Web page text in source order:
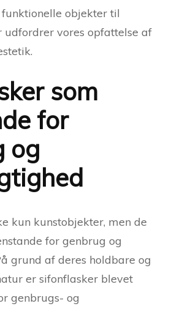
objekter til
udfordrer vores opfattelse af
som
for
og
kun kunstobjekter, men de
for genbrug og
grund af deres holdbare og
er sifonflasker blevet
genbrugs- og